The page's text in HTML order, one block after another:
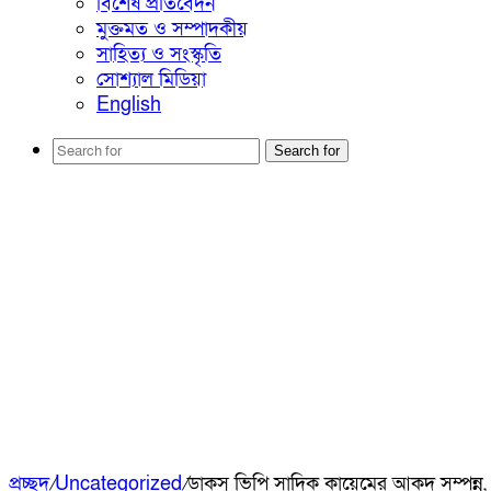
মুক্তমত ও সম্পাদকীয়
সাহিত্য ও সংস্কৃতি
সোশ্যাল মিডিয়া
English
Search for
প্রচ্ছদ/Uncategorized/ডাকসু ভিপি সাদিক কায়েমের আকদ সম্পন্ন,